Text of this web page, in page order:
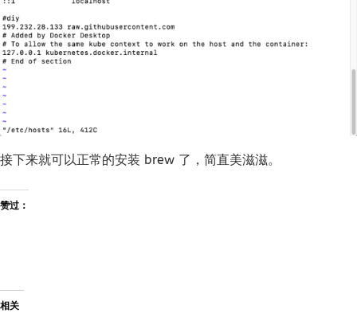
接下来就可以正常的安装 brew 了，简直美滋滋。
赞过：
相关